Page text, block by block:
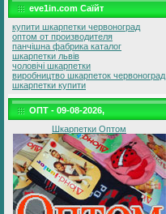
eve1in.com Саїйт
купити шкарпетки червоноград
оптом от производителя
панчішна фабрика каталог
шкарпетки львів
чоловічі шкарпетки
виробництво шкарпеток червоноград
шкарпетки купити
ОПТ - 09-08-2026,
Шкарпетки Оптом